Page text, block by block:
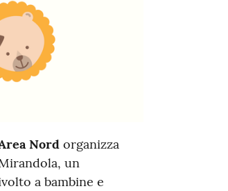
Nordorganizza
un
a bambine e